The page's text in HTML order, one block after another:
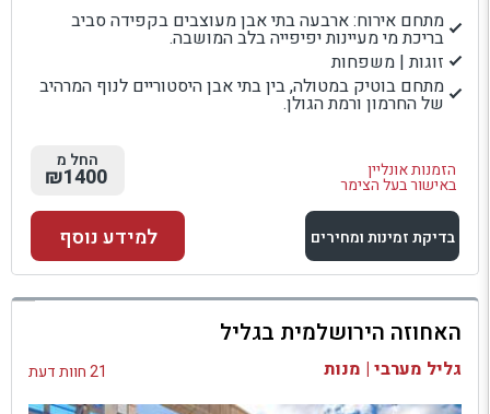
מתחם אירוח: ארבעה בתי אבן מעוצבים בקפידה סביב
בריכת מי מעיינות יפיפייה בלב המושבה.
זוגות | משפחות
מתחם בוטיק במטולה, בין בתי אבן היסטוריים לנוף המרהיב
של החרמון ורמת הגולן.
הזמנות אונליין
באישור בעל הצימר
החל מ
₪1400
בדיקת זמינות ומחירים
למתחם זה
בדיקת זמינות ומחירים
למידע נוסף
האחוזה הירושלמית בגליל
גליל מערבי | מנות 21 חוות דעת